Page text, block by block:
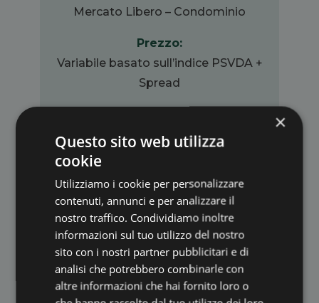
Mercato Libero – Condominio
Prezzo:
Variabile basato sull’indice PSVDA +
Spread
0,099 €/Smc
Commercializzazione:
105,6 €/Pdr/Anno
CONDIVIDI
×
Questo sito web utilizza
cookie
Utilizziamo i cookie per personalizzare
contenuti, annunci e per analizzare il
nostro traffico. Condividiamo inoltre
informazioni sul tuo utilizzo del nostro
sito con i nostri partner pubblicitari e di
analisi che potrebbero combinarle con
altre informazioni che hai fornito loro o